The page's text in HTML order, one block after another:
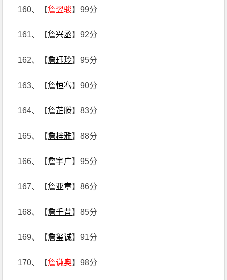
160、【詹翌骏】99分
161、【詹兴丞】92分
162、【詹珏玲】95分
163、【詹恒骞】90分
164、【詹芷滕】83分
165、【詹梓雅】88分
166、【詹宇广】95分
167、【詹亚章】86分
168、【詹千昔】85分
169、【詹玺诚】91分
170、【詹谦奥】98分